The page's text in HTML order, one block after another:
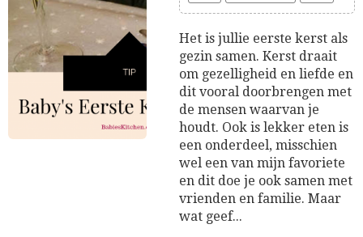
Het is jullie eerste kerst als
gezin samen. Kerst draait
om gezelligheid en liefde en
dit vooral doorbrengen met
de mensen waarvan je
houdt. Ook is lekker eten is
een onderdeel, misschien
wel een van mijn favoriete
en dit doe je ook samen met
vrienden en familie. Maar
wat geef...